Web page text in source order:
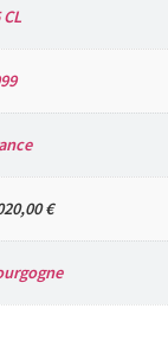
CL
€